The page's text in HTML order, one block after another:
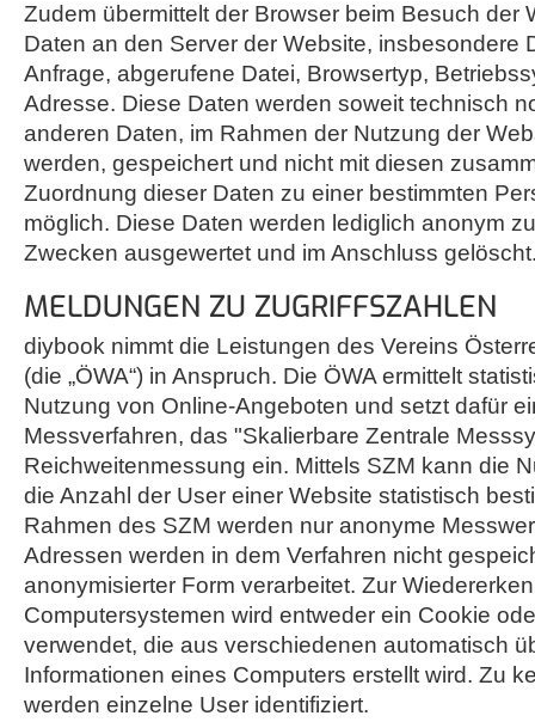
Zudem übermittelt der Browser beim Besuch der
Daten an den Server der Website, insbesondere
Anfrage, abgerufene Datei, Browsertyp,
Adresse. Diese Daten werden soweit technisch
anderen Daten, im Rahmen der Nutzung der
werden, gespeichert und nicht mit diesen
Zuordnung dieser Daten zu einer bestimmten
möglich. Diese Daten werden lediglich anonym
Zwecken ausgewertet und im Anschluss
MELDUNGEN ZU ZUGRIFFSZAHLEN
diybook nimmt die Leistungen des Vereins
(die „ÖWA“) in Anspruch. Die ÖWA ermittelt
Nutzung von Online-Angeboten und setzt dafür
Messverfahren, das "Skalierbare Zentrale
Reichweitenmessung ein. Mittels SZM kann die
die Anzahl der User einer Website statistisch
Rahmen des SZM werden nur anonyme
Adressen werden in dem Verfahren nicht
anonymisierter Form verarbeitet. Zur
Computersystemen wird entweder ein Cookie
verwendet, die aus verschiedenen automatisch
Informationen eines Computers erstellt wird. Zu
werden einzelne User identifiziert.